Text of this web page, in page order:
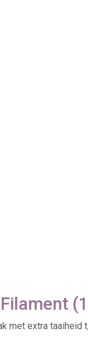
met extra taaiheid